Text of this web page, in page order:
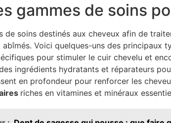
gammes de soins
de soins destinés aux cheveux afin de
Voici quelques-uns des principaux
pour stimuler le cuir chevelu et
ingrédients hydratants et réparateurs
en profondeur pour renforcer les
riches en vitamines et minéraux